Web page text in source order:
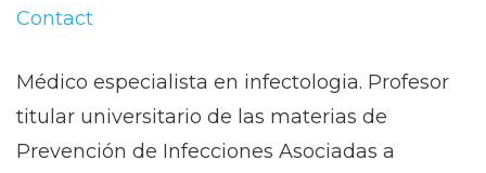
Contact
Médico especialista en infectologia. Profesor
titular universitario de las materias de
Prevención de Infecciones Asociadas a